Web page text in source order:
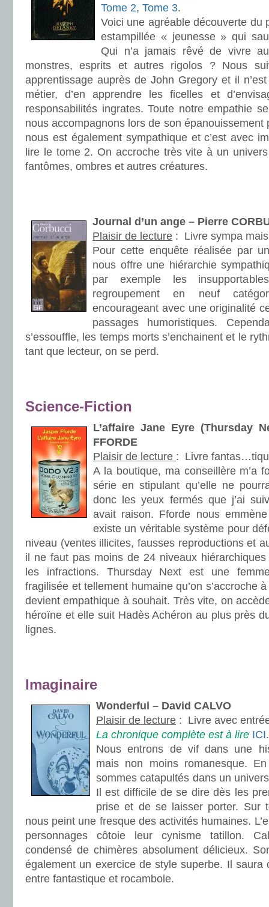
Tome 2, Tome 3.
Voici une agréable découverte du
estampillée « jeunesse » qui
Qui n’a jamais rêvé de vivre
monstres, esprits et autres rigolos ? Nous
apprentissage auprès de John Gregory et il
métier, d’en apprendre les ficelles et
responsabilités ingrates. Toute notre empathie
nous accompagnons lors de son épanouissement
nous est également sympathique et c’est avec
lire le tome 2. On accroche très vite à un
fantômes, ombres et autres créatures.
Journal d’un ange – Pierre
Plaisir de lecture : Livre sympa
Pour cette enquête réalisée par
nous offre une hiérarchie
par exemple les
regroupement en neuf
encourageant avec une originalité
passages humoristiques.
s’essouffle, les temps morts s’enchainent et le
tant que lecteur, on se perd.
Science-Fiction
L’affaire Jane Eyre (Thursday
FFORDE
Plaisir de lecture : Livre
A la boutique, ma conseillère m’a
série en stipulant qu’elle ne
donc les yeux fermés que j’ai
avait raison. Fforde nous
existe un véritable système pour
niveau (ventes illicites, fausses reproductions et
il ne faut pas moins de 24 niveaux
les infractions. Thursday Next est une
fragilisée et tellement humaine qu’on s’accroche
devient empathique à souhait. Très vite, on
héroïne et elle suit Hadès Achéron au plus près
lignes.
Imaginaire
Wonderful – David CALVO
Plaisir de lecture : Livre avec
La chronique complète est à lire ICI.
Nous entrons de vif dans une
mais non moins romanesque.
sommes catapultés dans un
Il est difficile de se dire dès les
prise et de se laisser porter. Sur
nous peint une fresque des activités humaines.
personnages côtoie leur cynisme tatillon.
condensé de chimères absolument délicieux.
également un exercice de style superbe. Il saura
entre fantastique et rocambole.